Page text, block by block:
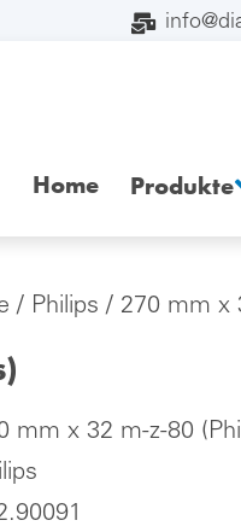
Home Produkte
/ Philips / 270 mm x
mm x 32 m-z-80